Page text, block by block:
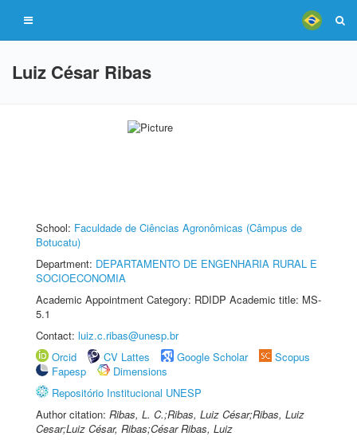
Luiz César Ribas
School: Faculdade de Ciências Agronômicas (Câmpus de
Botucatu)
Department: DEPARTAMENTO DE ENGENHARIA RURAL E
SOCIOECONOMIA
Academic Appointment Category: RDIDP Academic title: MS-
5.1
Contact: luiz.c.ribas@unesp.br
Orcid
CV Lattes Google Scholar
Scopus
Fapesp
Dimensions
Repositório Institucional UNESP
Author citation: Ribas, L. C.;Ribas, Luiz César;Ribas, Luiz
Cesar;Luiz César, Ribas;César Ribas, Luiz